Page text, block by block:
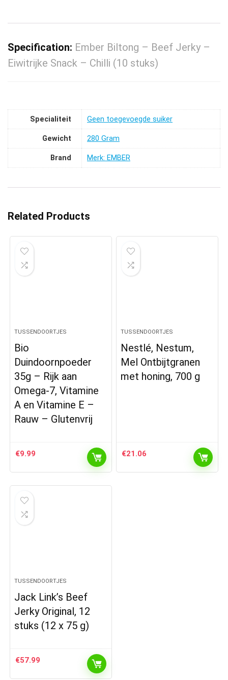
Specification: Ember Biltong – Beef Jerky –
Eiwitrijke Snack – Chilli (10 stuks)
Specialiteit ‎Geen toegevoegde suiker
Gewicht ‎280 Gram
Brand Merk: EMBER
Related Products
TUSSENDOORTJES
Bio
Duindoornpoeder
35g – Rijk aan
Omega-7, Vitamine
A en Vitamine E –
Rauw – Glutenvrij
€9.99
TUSSENDOORTJES
Nestlé, Nestum,
Mel Ontbijtgranen
met honing, 700 g
€21.06
TUSSENDOORTJES
Jack Link’s Beef
Jerky Original, 12
stuks (12 x 75 g)
€57.99